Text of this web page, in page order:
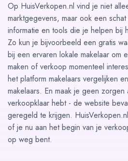
Op HuisVerkopen.nl vind je niet
marktgegevens, maar ook een
informatie en tools die je helpen bij
Zo kun je bijvoorbeeld een gratis
bij een ervaren lokale makelaar om
maken of verkoop momenteel
het platform makelaars vergelijken en
makelaars. En maak je geen
verkoopklaar hebt - de website
geregeld te krijgen.
of je nu aan het begin van je
op weg bent.